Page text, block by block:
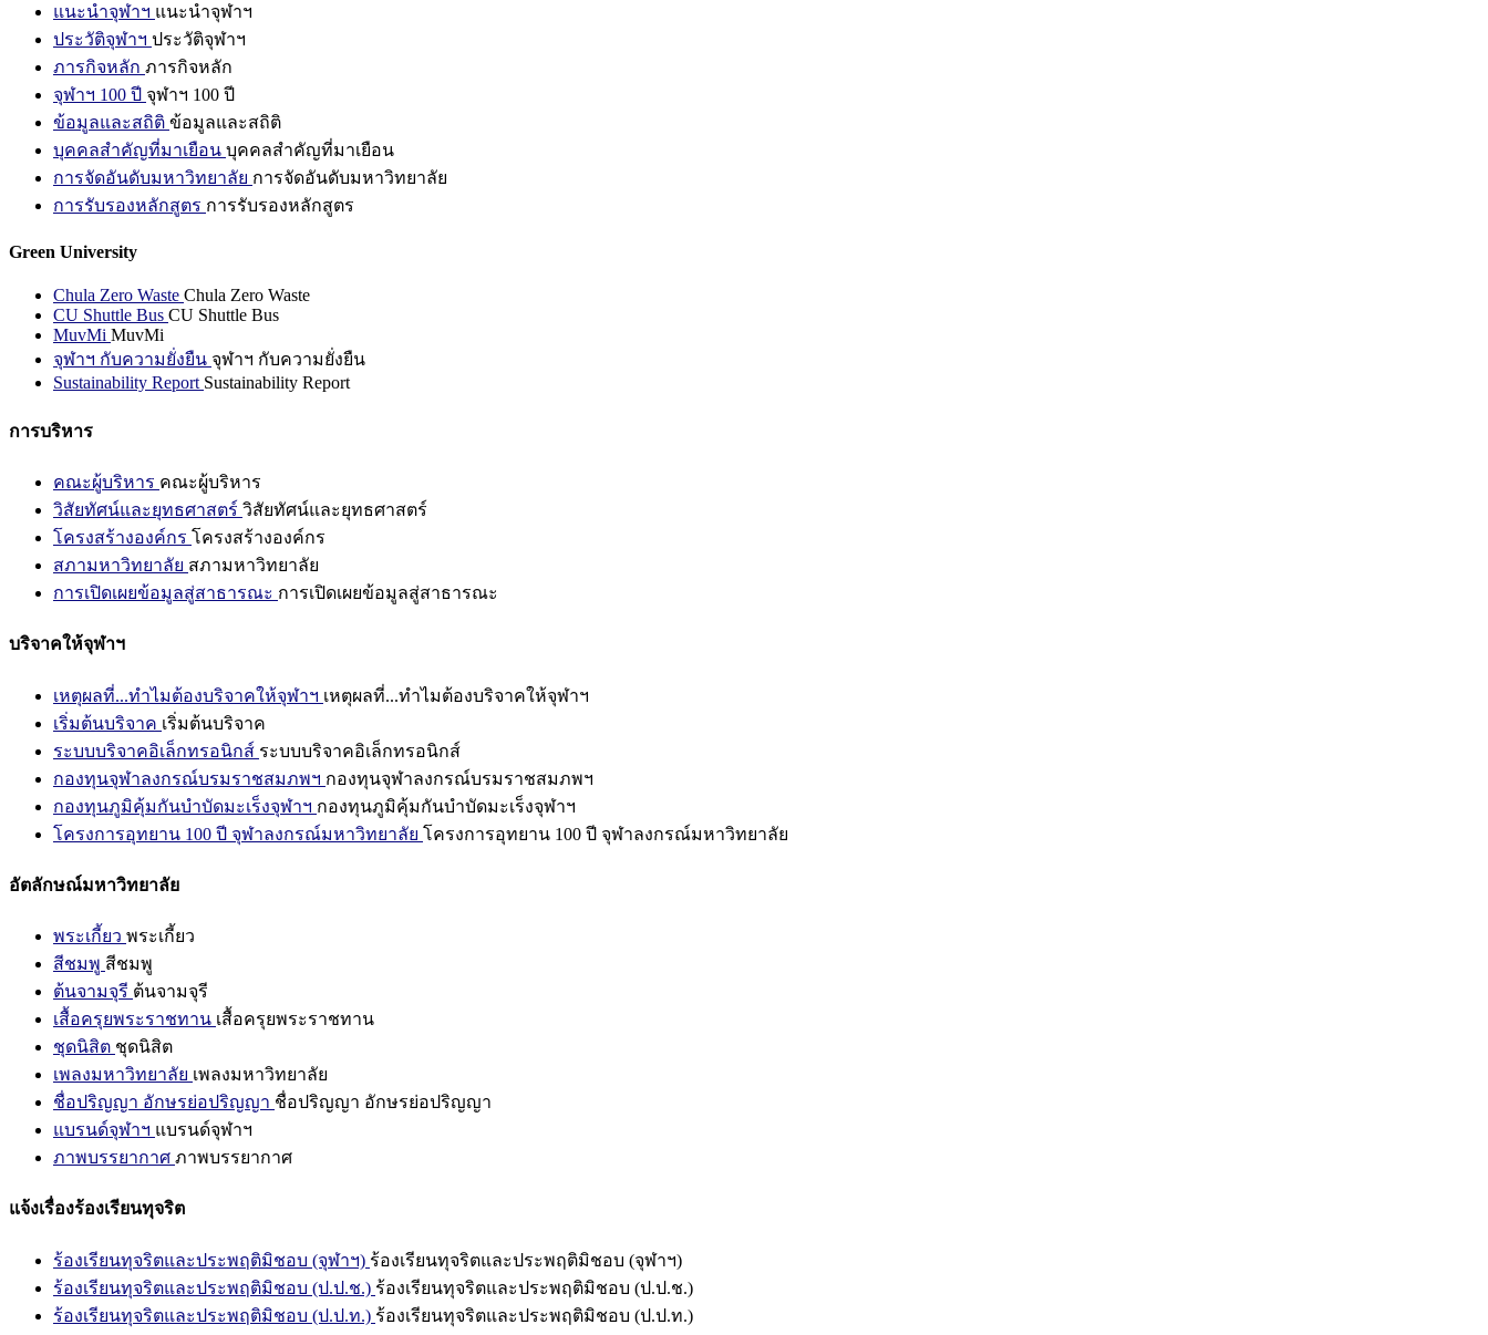
แนะนำจุฬาฯ แนะนำจุฬาฯ
ประวัติจุฬาฯ ประวัติจุฬาฯ
ภารกิจหลัก ภารกิจหลัก
จุฬาฯ 100 ปี จุฬาฯ 100 ปี
ข้อมูลและสถิติ ข้อมูลและสถิติ
บุคคลสำคัญที่มาเยือน บุคคลสำคัญที่มาเยือน
การจัดอันดับมหาวิทยาลัย การจัดอันดับมหาวิทยาลัย
การรับรองหลักสูตร การรับรองหลักสูตร
Green University
Chula Zero Waste Chula Zero Waste
CU Shuttle Bus CU Shuttle Bus
MuvMi MuvMi
จุฬาฯ กับความยั่งยืน จุฬาฯ กับความยั่งยืน
Sustainability Report Sustainability Report
การบริหาร
คณะผู้บริหาร คณะผู้บริหาร
วิสัยทัศน์และยุทธศาสตร์ วิสัยทัศน์และยุทธศาสตร์
โครงสร้างองค์กร โครงสร้างองค์กร
สภามหาวิทยาลัย สภามหาวิทยาลัย
การเปิดเผยข้อมูลสู่สาธารณะ การเปิดเผยข้อมูลสู่สาธารณะ
บริจาคให้จุฬาฯ
เหตุผลที่...ทำไมต้องบริจาคให้จุฬาฯ เหตุผลที่...ทำไมต้องบริจาคให้จุฬาฯ
เริ่มต้นบริจาค เริ่มต้นบริจาค
ระบบบริจาคอิเล็กทรอนิกส์ ระบบบริจาคอิเล็กทรอนิกส์
กองทุนจุฬาลงกรณ์บรมราชสมภพฯ กองทุนจุฬาลงกรณ์บรมราชสมภพฯ
กองทุนภูมิคุ้มกันบำบัดมะเร็งจุฬาฯ กองทุนภูมิคุ้มกันบำบัดมะเร็งจุฬาฯ
โครงการอุทยาน 100 ปี จุฬาลงกรณ์มหาวิทยาลัย โครงการอุทยาน 100 ปี จุฬาลงกรณ์มหาวิทยาลัย
อัตลักษณ์มหาวิทยาลัย
พระเกี้ยว พระเกี้ยว
สีชมพู สีชมพู
ต้นจามจุรี ต้นจามจุรี
เสื้อครุยพระราชทาน เสื้อครุยพระราชทาน
ชุดนิสิต ชุดนิสิต
เพลงมหาวิทยาลัย เพลงมหาวิทยาลัย
ชื่อปริญญา อักษรย่อปริญญา ชื่อปริญญา อักษรย่อปริญญา
แบรนด์จุฬาฯ แบรนด์จุฬาฯ
ภาพบรรยากาศ ภาพบรรยากาศ
แจ้งเรื่องร้องเรียนทุจริต
ร้องเรียนทุจริตและประพฤติมิชอบ (จุฬาฯ) ร้องเรียนทุจริตและประพฤติมิชอบ (จุฬาฯ)
ร้องเรียนทุจริตและประพฤติมิชอบ (ป.ป.ช.) ร้องเรียนทุจริตและประพฤติมิชอบ (ป.ป.ช.)
ร้องเรียนทุจริตและประพฤติมิชอบ (ป.ป.ท.) ร้องเรียนทุจริตและประพฤติมิชอบ (ป.ป.ท.)